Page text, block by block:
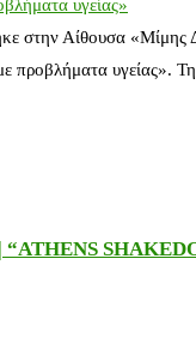
υγείας»
στην Αίθουσα
προβλήματα υγείας».
“ATHENS